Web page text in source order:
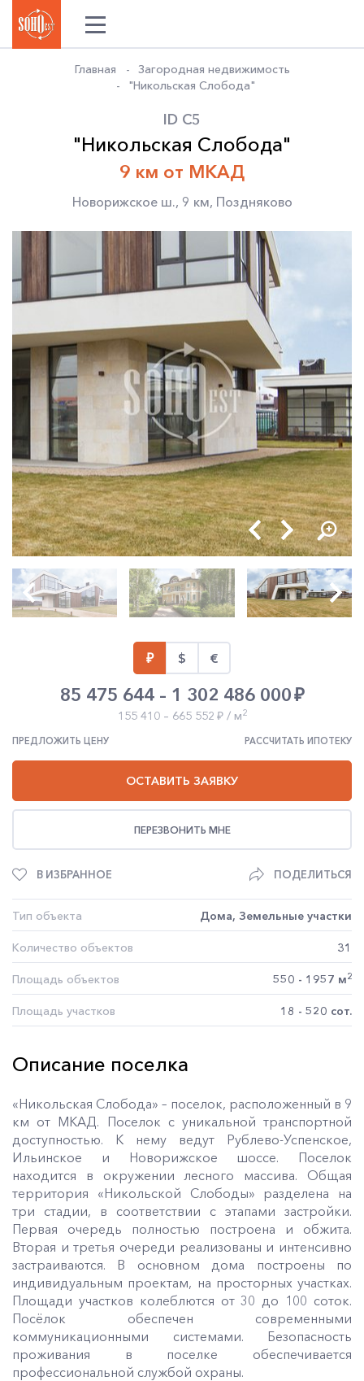
Главная
Загородная недвижимость
"Никольская Слобода"
ID C5
"Никольская Слобода"
9 км от МКАД
Новорижское ш., 9 км, Поздняково
85 475 644 – 1 302 486 000
155 410 – 665 552 / м2
ПРЕДЛОЖИТЬ ЦЕНУ РАССЧИТАТЬ ИПОТЕКУ
ОСТАВИТЬ ЗАЯВКУ
ПЕРЕЗВОНИТЬ МНЕ
В ИЗБРАННОЕ ПОДЕЛИТЬСЯ
Тип объекта Дома, Земельные участки
Количество объектов 31
Площадь объектов 550 - 1957 м2
Площадь участков 18 - 520 сот.
Описание поселка
«Никольская Слобода» – поселок, расположенный в 9
км от МКАД. Поселок с уникальной транспортной
доступностью. К нему ведут Рублево-Успенское,
Ильинское и Новорижское шоссе. Поселок
находится в окружении лесного массива. Общая
территория «Никольской Слободы» разделена на
три стадии, в соответствии с этапами застройки.
Первая очередь полностью построена и обжита.
Вторая и третья очереди реализованы и интенсивно
застраиваются. В основном дома построены по
индивидуальным проектам, на просторных участках.
Площади участков колеблются от 30 до 100 соток.
Посёлок обеспечен современными
коммуникационными системами. Безопасность
проживания в поселке обеспечивается
профессиональной службой охраны.